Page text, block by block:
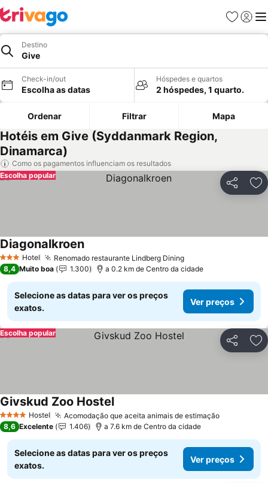
Favoritos
Iniciar
Destino
Give
Check-in/out
Escolha as datas
Hóspedes e quartos
2 hóspedes, 1 quarto.
Ordenar Filtrar Mapa
Hotéis em Give (Syddanmark Region,
Dinamarca)
Como os pagamentos influenciam os resultados
Partilhar
Escolha popular
3 EstrelasHotel Renomado restaurante Lindberg Dining
Diagonalkroen
8,4 Muito boa 1.300 a 0.2 km de Centro da cidade
Selecione as datas para ver os preços
exatos.
Ver preços
Partilhar
Escolha popular
4 EstrelasHostel Acomodação que aceita animais de estimação
Givskud Zoo Hostel
8,6 Excelente 1.406 a 7.6 km de Centro da cidade
Selecione as datas para ver os preços
exatos.
Ver preços